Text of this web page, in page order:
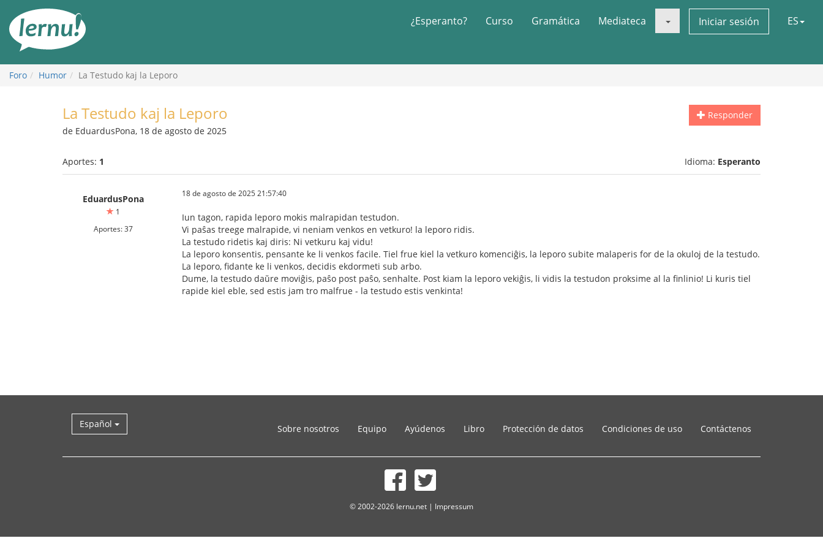
¿Esperanto? Curso Gramática Mediateca Iniciar sesión ES
Foro Humor La Testudo kaj la Leporo
Responder
La Testudo kaj la Leporo
de EduardusPona, 18 de agosto de 2025
Aportes: 1 Idioma: Esperanto
EduardusPona
1
Aportes: 37
18 de agosto de 2025 21:57:40
Iun tagon, rapida leporo mokis malrapidan testudon.
Vi paŝas treege malrapide, vi neniam venkos en vetkuro! la leporo ridis.
La testudo ridetis kaj diris: Ni vetkuru kaj vidu!
La leporo konsentis, pensante ke li venkos facile. Tiel frue kiel la vetkuro komenciĝis, la leporo subite malaperis for de la okuloj de la testudo.
La leporo, fidante ke li venkos, decidis ekdormeti sub arbo.
Dume, la testudo daŭre moviĝis, paŝo post paŝo, senhalte. Post kiam la leporo vekiĝis, li vidis la testudon proksime al la finlinio! Li kuris tiel
rapide kiel eble, sed estis jam tro malfrue - la testudo estis venkinta!
Español Sobre nosotros Equipo Ayúdenos Libro Protección de datos Condiciones de uso Contáctenos
© 2002-2026 lernu.net | Impressum